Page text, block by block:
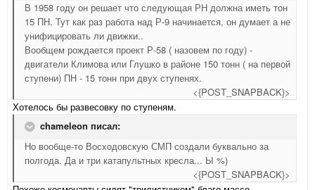
В 1958 году он решает что следующая РН должна иметь тон
15 ПН. Тут как раз работа над Р-9 начинается, он думает а не
унифицировать ли движки..
Вообщем рождается проект Р-58 ( назовем по году) -
двигатели Климова или Глушко в районе 150 тонн ( на первой
ступени) ПН - 15 тонн при двух ступенях.
<{POST_SNAPBACK}>
Хотелось бы развесовку по ступеням.
chameleon писал:
Но вообще-то Восходовскую СМП создали буквально за
полгода. Да и три катапультных кресла... Ы %)
<{POST_SNAPBACK}>